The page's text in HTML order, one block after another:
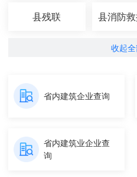
县残联 县消防
收起
省内建筑企业查询
省内建筑业企业查
询